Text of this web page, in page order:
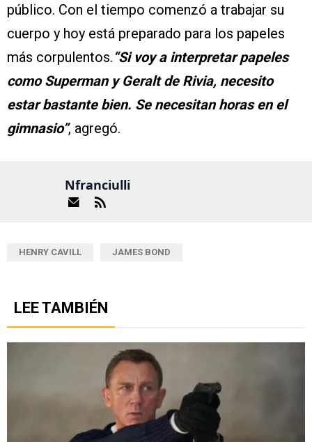
público. Con el tiempo comenzó a trabajar su
cuerpo y hoy está preparado para los papeles
más corpulentos.“Si voy a interpretar papeles
como Superman y Geralt de Rivia, necesito
estar bastante bien. Se necesitan horas en el
gimnasio”, agregó.
Nfranciulli
HENRY CAVILL JAMES BOND
LEE TAMBIÉN